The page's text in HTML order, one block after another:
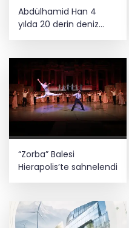
Abdülhamid Han 4
yılda 20 derin deniz
“Zorba” Balesi
Hierapolis’te sahnelendi